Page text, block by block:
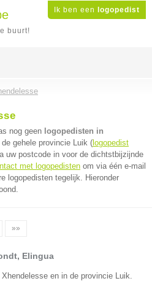
Ik ben een logopedist
buurt!
nog geen logopedisten in
gehele provincie Luik ( logopedist
uw postcode in voor de dichtstbijzijnde
met logopedisten om via één e-mail
logopedisten tegelijk. Hieronder
»»
Elingua
en in de provincie Luik.